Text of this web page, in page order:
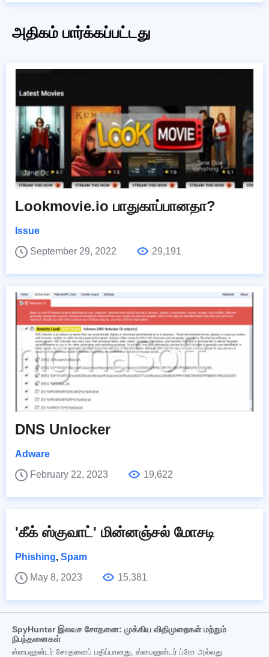
அதிகம் பார்க்கப்பட்டது
Lookmovie.io பாதுகாப்பானதா?
Issue
September 29, 2022
29,191
DNS Unlocker
Adware
February 22, 2023
19,622
'கீக் ஸ்குவாட்' மின்னஞ்சல் மோசடி
Phishing, Spam
May 8, 2023
15,381
SpyHunter இலவச சோதனை: முக்கிய விதிமுறைகள் மற்றும்
நிபந்தனைகள்
ஸ்பைஹன்டர் சோதனைப் பதிப்பானது, ஸ்பைஹன்டர் ப்ரோ அல்லது